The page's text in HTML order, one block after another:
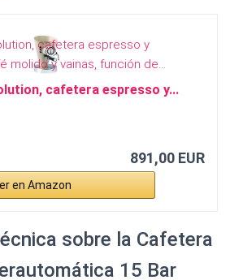
cafetera espresso y...
891,00 EUR
en Amazon
sobre la Cafetera
15 Bar